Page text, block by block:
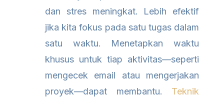
dan stres meningkat. Lebih efektif
jika kita fokus pada satu tugas dalam
satu waktu. Menetapkan waktu
khusus untuk tiap aktivitas—seperti
mengecek email atau mengerjakan
proyek—dapat membantu. Teknik